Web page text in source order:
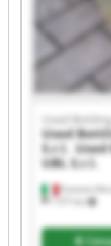
Used
UBL S.r.l.
Bottling Lines
Fumane
1 577 km
Used
Used
S.r.l.
UBL S.r.l.
Cenas